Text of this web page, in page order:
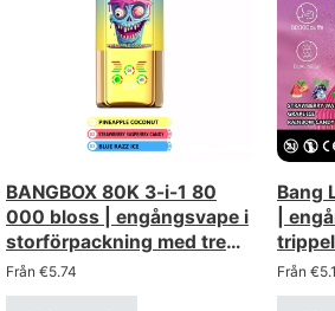
BANGBOX 80K 3-i-1 80
000 bloss | engångsvape i
storförpackning med tre
olika alternativ
Från €5.74
Bang
|
Från €